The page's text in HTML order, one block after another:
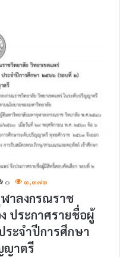
๐ ๑,๑๗๑
าลงกรณราช
ประกาศรายชื่อผู้
ะจำปีการศึกษา
ญาตรี